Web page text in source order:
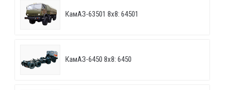
КамАЗ-63501 8х8: 64501
КамАЗ-6450 8х8: 6450